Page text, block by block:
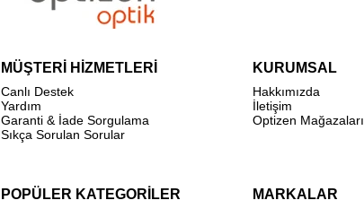
MÜŞTERİ HİZMETLERİ
Canlı Destek
Yardım
Garanti & İade Sorgulama
Sıkça Sorulan Sorular
KURUMSAL
Hakkımızda
İletişim
Optizen Mağazaları
POPÜLER KATEGORİLER MARKALAR